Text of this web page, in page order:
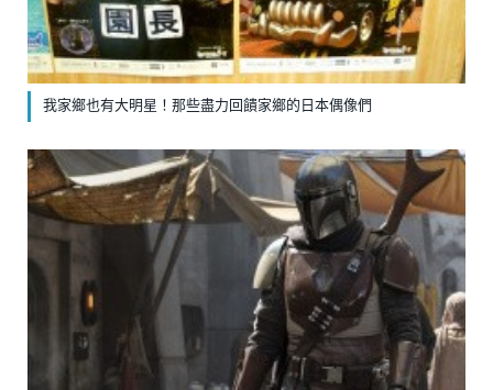
我家鄉也有大明星！那些盡力回饋家鄉的日本偶像們